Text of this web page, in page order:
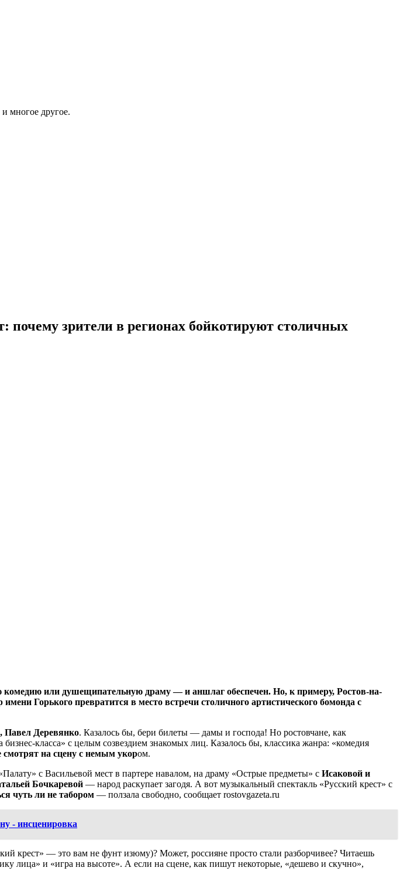
многое другое.
почему зрители в регионах бойкотируют столичных
или душещипательную драму — и аншлаг обеспечен. Но, к примеру, Ростов-на-
Горького превратится в место встречи столичного артистического бомонда с
Павел Деревянко. Казалось бы, бери билеты — дамы и господа! Но ростовчане, как
класса» с целым созвездием знакомых лиц. Казалось бы, классика жанра: «комедия
смотрят на сцену с немым укором.
с Васильевой мест в партере навалом, на драму «Острые предметы» с Исаковой и
Бочкаревой — народ раскупает загодя. А вот музыкальный спектакль «Русский крест» с
чуть ли не табором — ползала свободно, сообщает rostovgazeta.ru
- инсценировка
крест» — это вам не фунт изюму)? Может, россияне просто стали разборчивее? Читаешь
лица» и «игра на высоте». А если на сцене, как пишут некоторые, «дешево и скучно»,